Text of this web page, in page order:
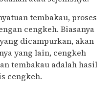
tembakau, proses
cengkeh. Biasanya
dicampurkan, akan
yang lain, cengkeh
tembakau adalah hasil
cengkeh.